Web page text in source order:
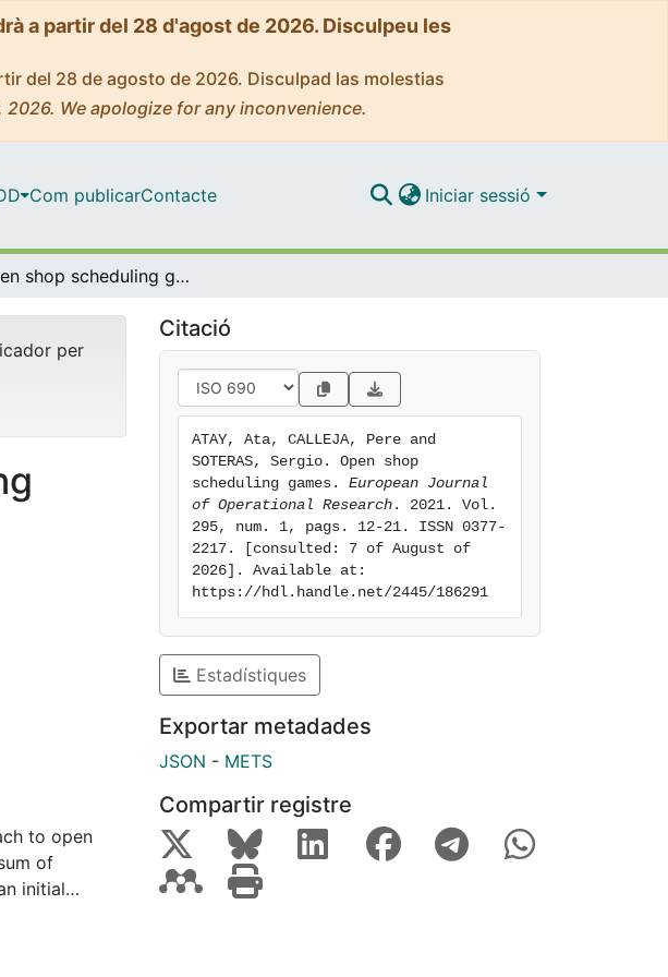
a partir del 28 d'agost de 2026. Disculpeu les
del 28 de agosto de 2026. Disculpad las molestias
We apologize for any inconvenience.
Com publicarContacte Iniciar sessió
Open shop scheduling games
per
to open
of
initial
number of
a
Citació
ATAY, Ata, CALLEJA, Pere and
SOTERAS, Sergio. Open shop
scheduling games. European Journal
of Operational Research . 2021. Vol.
295, num. 1, pags. 12-21. ISSN 0377-
2217. [consulted: 7 of August of
2026]. Available at:
https://hdl.handle.net/2445/186291
Estadístiques
Exportar metadades
JSON - METS
Compartir registre